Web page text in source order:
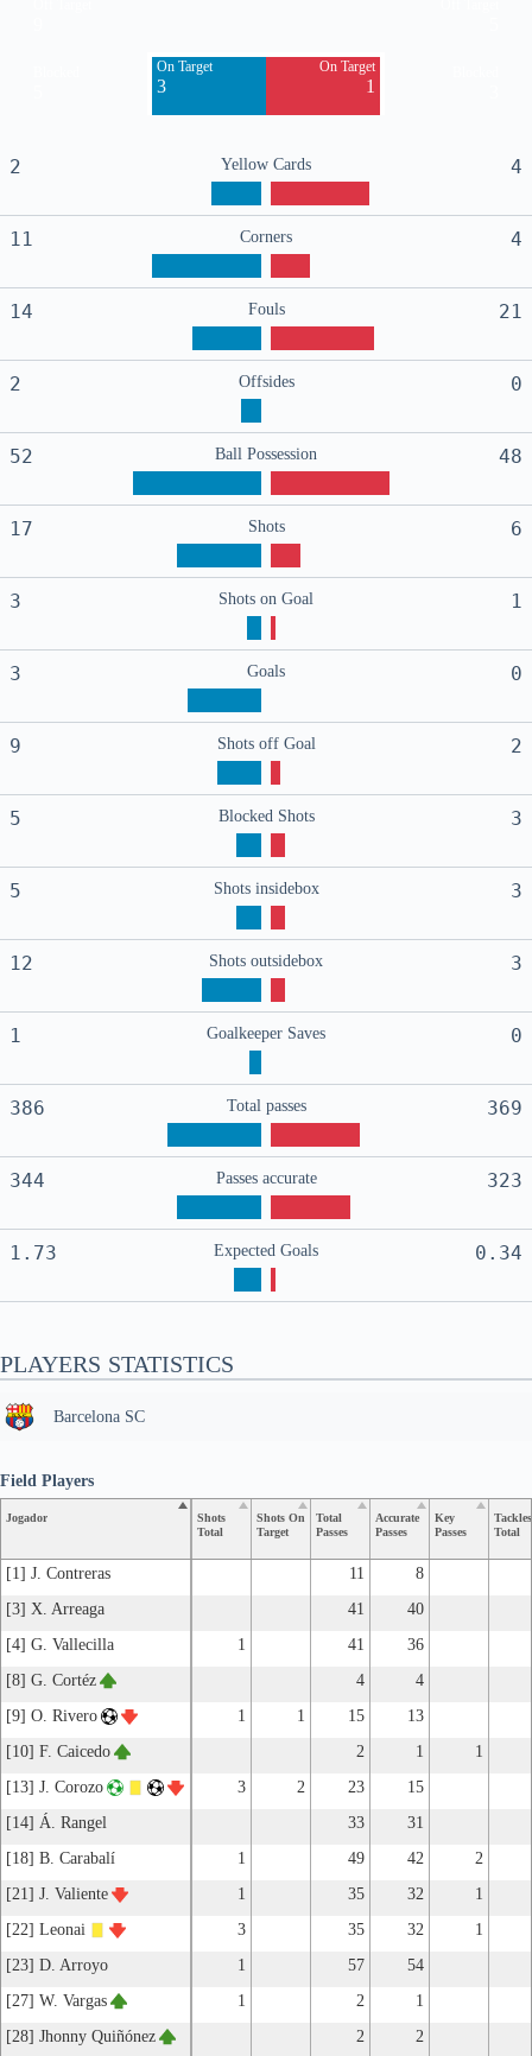
On Target
3
On Target
1
2 Yellow Cards 4
11 Corners 4
14 Fouls 21
2 Offsides 0
52 Ball Possession 48
17 Shots 6
3 Shots on Goal 1
3 Goals 0
9 Shots off Goal 2
5 Blocked Shots 3
5 Shots insidebox 3
12 Shots outsidebox 3
1 Goalkeeper Saves 0
386 Total passes 369
344 Passes accurate 323
1.73 Expected Goals 0.34
PLAYERS STATISTICS
Barcelona SC
Jogador
Shots
Total
Shots On
Target
Total
Passes
Accurate
Passes
Key
Passes
Tackles
Total
[1] J. Contreras 11
8
[3] X. Arreaga
41
40
[4] G. Vallecilla
1 41
36
[8] G. Cortéz
4
4
[9] O. Rivero
1 1 15
13
[10] F. Caicedo
2 1
1
[13] J. Corozo
3 2 23
15
[14] Á. Rangel
33
31
[18] B. Carabalí
1 49 42
2
[21] J. Valiente
1 35 32
1
[22] Leonai
3 35 32
1
[23] D. Arroyo
1 57
54
[27] W. Vargas
1 2
1
[28] Jhonny Quiñónez
2 2
Field Players